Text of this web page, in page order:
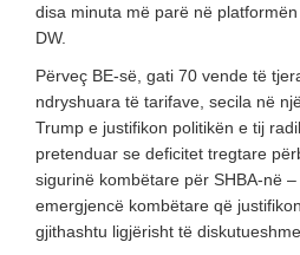
disa minuta më parë në
DW.
Përveç BE-së, gati 70 vende të
ndryshuara të tarifave, secila në
Trump e justifikon politikën e tij
pretenduar se deficitet tregtare
sigurinë kombëtare për SHBA-në
emergjencë kombëtare që
gjithashtu ligjërisht të diskutueshme.